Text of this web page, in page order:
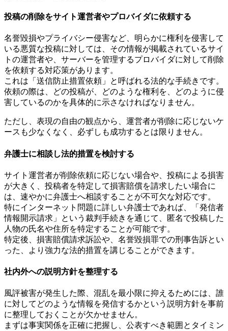
投稿の削除をサイト運営者やプロバイダに依頼する
名誉毀損やプライバシー侵害など、明らかに権利を侵害して
いる悪質な投稿に対しては、その情報が掲載されているサイ
トの運営者や、サーバーを管理するプロバイダに対して削除
を依頼する対応策があります。
これは「送信防止措置依頼」と呼ばれる法的な手続きです。
依頼の際は、どの投稿が、どのような権利を、どのように侵
害しているのかを具体的に示さなければなりません。
ただし、表現の自由の観点から、運営者が削除に応じないケ
ースも少なくなく、必ずしも成功するとは限りません。
弁護士に相談し法的措置を検討する
サイト運営者が削除依頼に応じない場合や、投稿による損害
が大きく、投稿者を特定して損害賠償を請求したい場合に
は、速やかに弁護士へ相談することが不可欠な対応です。
特にインターネット問題に詳しい弁護士であれば、「発信者
情報開示請求」という裁判手続きを通じて、匿名で投稿した
人物の氏名や住所を特定することが可能です。
特定後、損害賠償請求訴訟や、名誉毀損罪での刑事告訴とい
った、より強力な法的措置を講じることができます。
社内外への説明方針を整理する
風評被害が発生した際、混乱を最小限に抑えるためには、誰
に対してどのような情報を発信するかという説明方針を事前
に整理しておくことが欠かせません。
まずは事実関係を正確に把握し、公表すべき範囲とタイミン